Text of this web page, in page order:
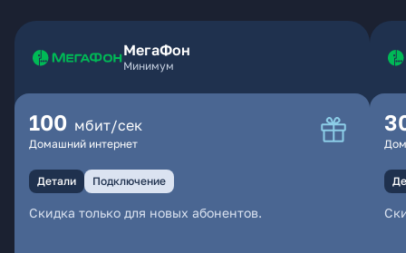
МегаФон
Минимум
100 мбит/сек
Домашний интернет
Детали Подключение
Скидка только для новых абонентов.